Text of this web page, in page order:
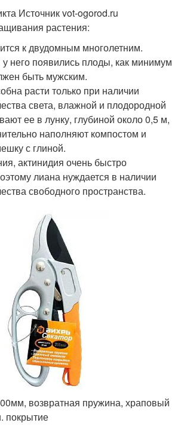
Источник vot-ogorod.ru
растения:
к двудомным многолетним.
него появились плоды, как минимум
быть мужским.
расти только при наличии
света, влажной и плодородной
ее в лунку, глубиной около 0,5 м,
наполняют компостом и
с глиной.
актинидия очень быстро
лиана нуждается в наличии
свободного пространства.
возвратная пружина, храповый
покрытие